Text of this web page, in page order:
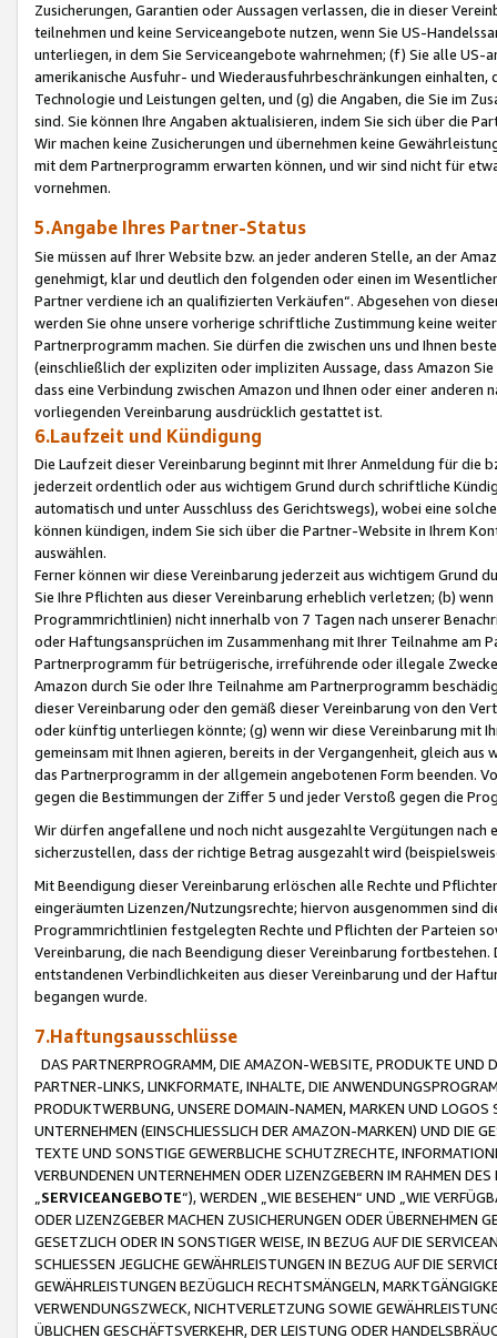
Zusicherungen, Garantien oder Aussagen verlassen, die in dieser
teilnehmen und keine Serviceangebote nutzen, wenn Sie US-
unterliegen, in dem Sie Serviceangebote wahrnehmen; (f) Sie alle
amerikanische Ausfuhr- und Wiederausfuhrbeschränkungen
Technologie und Leistungen gelten, und (g) die Angaben, die Sie im
sind. Sie können Ihre Angaben aktualisieren, indem Sie sich über die
Wir machen keine Zusicherungen und übernehmen keine
mit dem Partnerprogramm erwarten können, und wir sind nicht für
vornehmen.
5.Angabe Ihres Partner-Status
Sie müssen auf Ihrer Website bzw. an jeder anderen Stelle, an der
genehmigt, klar und deutlich den folgenden oder einen im
Partner verdiene ich an qualifizierten Verkäufen“. Abgesehen von
werden Sie ohne unsere vorherige schriftliche Zustimmung keine
Partnerprogramm machen. Sie dürfen die zwischen uns und Ihnen
(einschließlich der expliziten oder impliziten Aussage, dass Amazon
dass eine Verbindung zwischen Amazon und Ihnen oder einer
vorliegenden Vereinbarung ausdrücklich gestattet ist.
6.Laufzeit und Kündigung
Die Laufzeit dieser Vereinbarung beginnt mit Ihrer Anmeldung für die
jederzeit ordentlich oder aus wichtigem Grund durch schriftliche
automatisch und unter Ausschluss des Gerichtswegs), wobei eine
können kündigen, indem Sie sich über die Partner-Website in Ihrem
auswählen.
Ferner können wir diese Vereinbarung jederzeit aus wichtigem Grund
Sie Ihre Pflichten aus dieser Vereinbarung erheblich verletzen; (b)
Programmrichtlinien) nicht innerhalb von 7 Tagen nach unserer
oder Haftungsansprüchen im Zusammenhang mit Ihrer Teilnahme am
Partnerprogramm für betrügerische, irreführende oder illegale
Amazon durch Sie oder Ihre Teilnahme am Partnerprogramm
dieser Vereinbarung oder den gemäß dieser Vereinbarung von den
oder künftig unterliegen könnte; (g) wenn wir diese Vereinbarung mit
gemeinsam mit Ihnen agieren, bereits in der Vergangenheit, gleich
das Partnerprogramm in der allgemein angebotenen Form beenden.
gegen die Bestimmungen der Ziffer 5 und jeder Verstoß gegen die
Wir dürfen angefallene und noch nicht ausgezahlte Vergütungen
sicherzustellen, dass der richtige Betrag ausgezahlt wird
Mit Beendigung dieser Vereinbarung erlöschen alle Rechte und
eingeräumten Lizenzen/Nutzungsrechte; hiervon ausgenommen sind
Programmrichtlinien festgelegten Rechte und Pflichten der Parteien
Vereinbarung, die nach Beendigung dieser Vereinbarung
entstandenen Verbindlichkeiten aus dieser Vereinbarung und der
begangen wurde.
7.Haftungsausschlüsse
DAS PARTNERPROGRAMM, DIE AMAZON-WEBSITE, PRODUKTE UND
PARTNER-LINKS, LINKFORMATE, INHALTE, DIE
PRODUKTWERBUNG, UNSERE DOMAIN-NAMEN, MARKEN UND
UNTERNEHMEN (EINSCHLIESSLICH DER AMAZON-MARKEN) UND DIE
TEXTE UND SONSTIGE GEWERBLICHE SCHUTZRECHTE,
VERBUNDENEN UNTERNEHMEN ODER LIZENZGEBERN IM RAHMEN
SERVICEANGEBOTE“), WERDEN „WIE BESEHEN“ UND „WIE
ODER LIZENZGEBER MACHEN ZUSICHERUNGEN ODER ÜBERNEHMEN
GESETZLICH ODER IN SONSTIGER WEISE, IN BEZUG AUF DIE
SCHLIESSEN JEGLICHE GEWÄHRLEISTUNGEN IN BEZUG AUF DIE
GEWÄHRLEISTUNGEN BEZÜGLICH RECHTSMÄNGELN,
VERWENDUNGSZWECK, NICHTVERLETZUNG SOWIE
ÜBLICHEN GESCHÄFTSVERKEHR, DER LEISTUNG ODER